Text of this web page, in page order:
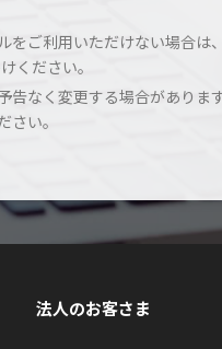
をご利用いただけない場合は
ください。
告なく変更する場合がありま
さい。
法人のお客さま